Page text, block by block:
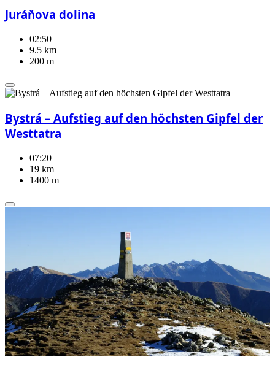
Juráňova dolina
02:50
9.5 km
200 m
Bystrá – Aufstieg auf den höchsten Gipfel der
Westtatra
07:20
19 km
1400 m